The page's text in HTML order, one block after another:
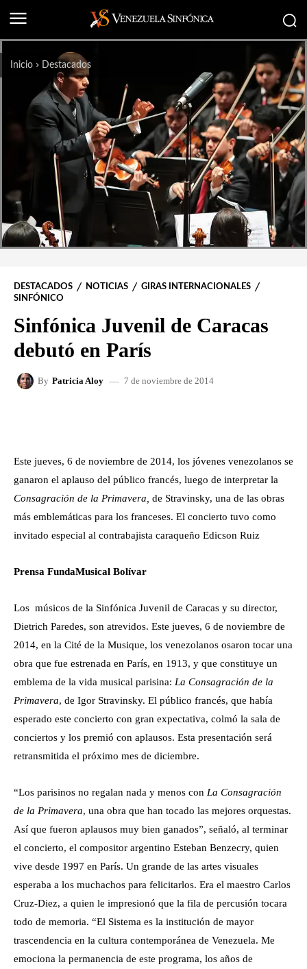
Inicio Destacados
DESTACADOS NOTICIAS
GIRAS INTERNACIONALES
SINFÓNICO
Sinfónica Juvenil de Caracas
debutó en París
By Patricia Aloy 7 de noviembre de 2014
Este jueves, 6 de noviembre de 2014, los jóvenes venezolanos se
ganaron el aplauso del público francés, luego de interpretar la
Consagración de la Primavera, de Stravinsky, una de las obras
más emblemáticas para los franceses. El concierto tuvo como
invitado especial al contrabajista caraqueño Edicson Ruiz
Prensa FundaMusical Bolívar
Los músicos de la Sinfónica Juvenil de Caracas y su director,
Dietrich Paredes, son atrevidos. Este jueves, 6 de noviembre de
2014, en la Cité de la Musique, los venezolanos osaron tocar una
obra que fue estrenada en París, en 1913, y que constituye un
emblema de la vida musical parisina: La Consagración de la
Primavera, de Igor Stravinsky. El público francés, que había
esperado este concierto con gran expectativa, colmó la sala de
conciertos y los premió con aplausos. Esta presentación será
retransmitida el próximo mes de diciembre.
“Los parisinos no regalan nada y menos con La Consagración
de la Primavera, una obra que han tocado las mejores orquestas.
Así que fueron aplausos muy bien ganados”, señaló, al terminar
el concierto, el compositor argentino Esteban Benzecry, quien
vive desde 1997 en París. Un grande de las artes visuales
esperaba a los muchachos para felicitarlos. Era el maestro Carlos
Cruz-Diez, a quien le impresionó que la fila de percusión tocara
todo de memoria. “El Sistema es la institución de mayor
trascendencia en la cultura contemporánea de Venezuela. Me
emociona la permanencia de este programa, los años de